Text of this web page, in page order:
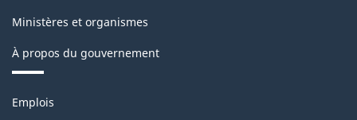
Ministères et organismes
À propos du gouvernement
Thèmes
Emplois